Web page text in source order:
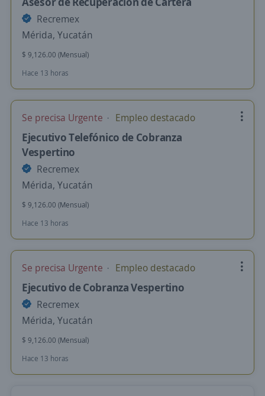
Recremex
Mérida, Yucatán
$ 9,126.00 (Mensual)
Hace 13 horas
Se precisa Urgente Empleo destacado
Ejecutivo Telefónico de Cobranza
Vespertino
Recremex
Mérida, Yucatán
$ 9,126.00 (Mensual)
Hace 13 horas
Se precisa Urgente Empleo destacado
Ejecutivo de Cobranza Vespertino
Recremex
Mérida, Yucatán
$ 9,126.00 (Mensual)
Hace 13 horas